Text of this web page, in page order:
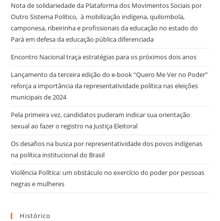
Nota de solidariedade da Plataforma dos Movimentos Sociais por
Outro Sistema Político, à mobilização indígena, quilombola,
camponesa, ribeirinha e profissionais da educação no estado do
Pará em defesa da educação pública diferenciada
Encontro Nacional traça estratégias para os próximos dois anos
Lançamento da terceira edição do e-book “Quero Me Ver no Poder”
reforça a importância da representatividade política nas eleições
municipais de 2024
Pela primeira vez, candidatos puderam indicar sua orientação
sexual ao fazer o registro na Justiça Eleitoral
Os desafios na busca por representatividade dos povos indígenas
na política institucional do Brasil
Violência Política: um obstáculo no exercício do poder por pessoas
negras e mulheres
Histórico